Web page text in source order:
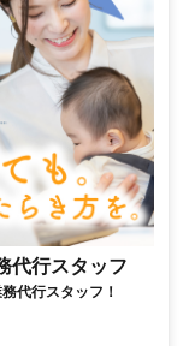
代行スタッフ
代行スタッフ！